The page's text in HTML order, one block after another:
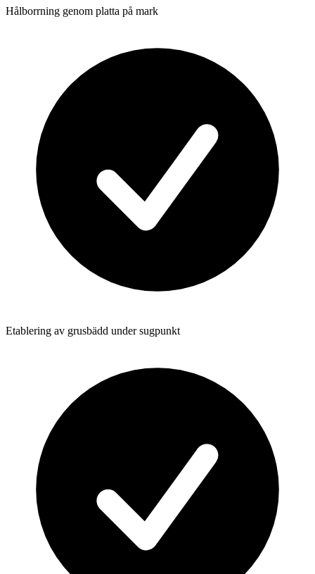
Hålborrning genom platta på mark
Etablering av grusbädd under sugpunkt